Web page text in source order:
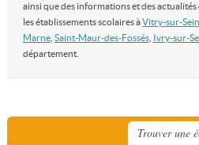
ainsi que des informations et des
les établissements scolaires àVitry-sur-
Marne, Saint-Maur-des-Fossés, Ivry-sur-
département.
Trouver une